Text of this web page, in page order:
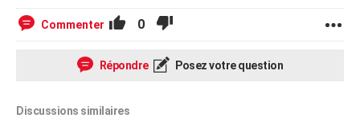
Commenter 0
Répondre Posez votre question
Discussions similaires